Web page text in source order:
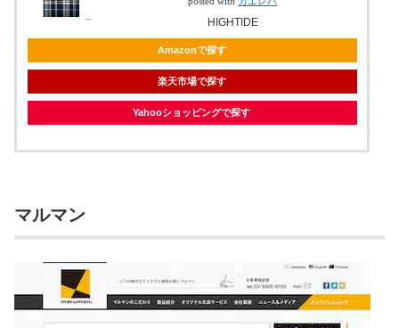
HIGHTIDE
Amazonで探す
楽天市場で探す
Yahooショッピングで探す
マルマン